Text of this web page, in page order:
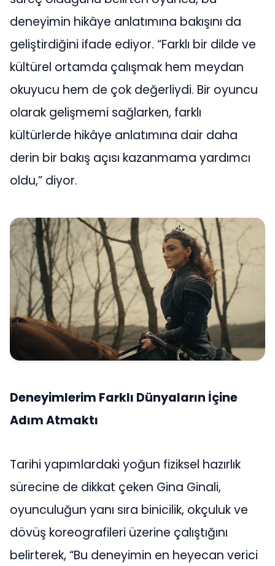
deneyimin hikâye anlatımına bakışını da
geliştirdiğini ifade ediyor. “Farklı bir dilde ve
kültürel ortamda çalışmak hem meydan
okuyucu hem de çok değerliydi. Bir oyuncu
olarak gelişmemi sağlarken, farklı
kültürlerde hikâye anlatımına dair daha
derin bir bakış açısı kazanmama yardımcı
oldu,” diyor.
Deneyimlerim Farklı Dünyaların İçine
Adım Atmaktı
Tarihi yapımlardaki yoğun fiziksel hazırlık
sürecine de dikkat çeken Gina Ginali,
oyunculuğun yanı sıra binicilik, okçuluk ve
dövüş koreografileri üzerine çalıştığını
belirterek, “Bu deneyimin en heyecan verici